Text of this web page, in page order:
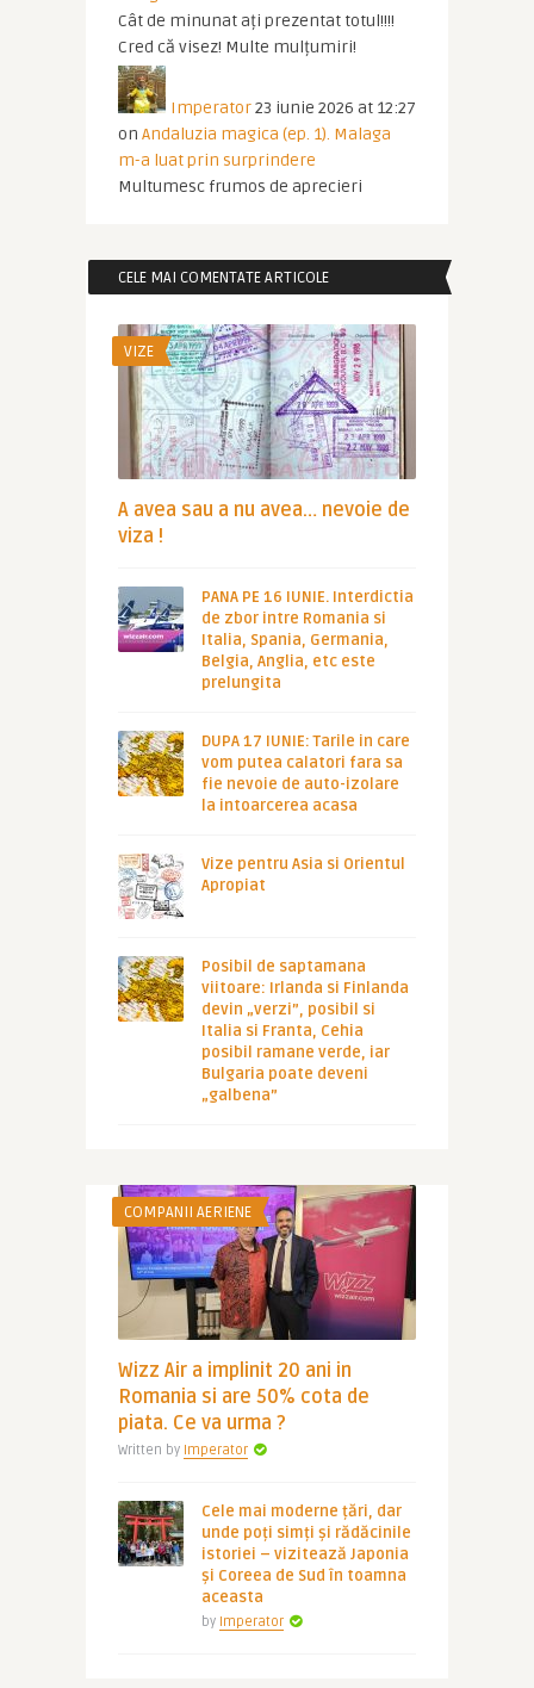
Cât de minunat ați prezentat totul!!!!
Cred că visez! Multe mulțumiri!
Imperator23 iunie 2026 at 12:27
on Andaluzia magica (ep. 1). Malaga
m-a luat prin surprindere
Multumesc frumos de aprecieri
CELE MAI COMENTATE ARTICOLE
VIZE
A avea sau a nu avea… nevoie de
viza !
PANA PE 16 IUNIE. Interdictia
de zbor intre Romania si
Italia, Spania, Germania,
Belgia, Anglia, etc este
prelungita
DUPA 17 IUNIE: Tarile in care
vom putea calatori fara sa
fie nevoie de auto-izolare
la intoarcerea acasa
Vize pentru Asia si Orientul
Apropiat
Posibil de saptamana
viitoare: Irlanda si Finlanda
devin „verzi”, posibil si
Italia si Franta, Cehia
posibil ramane verde, iar
Bulgaria poate deveni
„galbena”
COMPANII AERIENE
Wizz Air a implinit 20 ani in
Romania si are 50% cota de
piata. Ce va urma ?
Written by Imperator
Cele mai moderne țări, dar
unde poți simți și rădăcinile
istoriei – vizitează Japonia
și Coreea de Sud în toamna
aceasta
by Imperator